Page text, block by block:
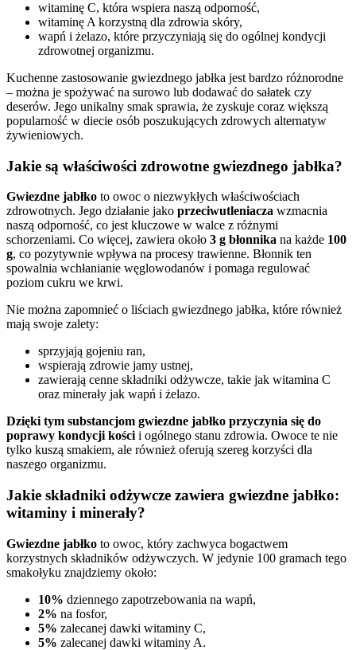
witaminę C, która wspiera naszą odporność,
witaminę A korzystną dla zdrowia skóry,
wapń i żelazo, które przyczyniają się do ogólnej kondycji
zdrowotnej organizmu.
Kuchenne zastosowanie gwiezdnego jabłka jest bardzo różnorodne
– można je spożywać na surowo lub dodawać do sałatek czy
deserów. Jego unikalny smak sprawia, że zyskuje coraz większą
popularność w diecie osób poszukujących zdrowych alternatyw
żywieniowych.
Jakie są właściwości zdrowotne gwiezdnego jabłka?
Gwiezdne jabłko to owoc o niezwykłych właściwościach
zdrowotnych. Jego działanie jako przeciwutleniacza wzmacnia
naszą odporność, co jest kluczowe w walce z różnymi
schorzeniami. Co więcej, zawiera około 3 g błonnika na każde 100
g, co pozytywnie wpływa na procesy trawienne. Błonnik ten
spowalnia wchłanianie węglowodanów i pomaga regulować
poziom cukru we krwi.
Nie można zapomnieć o liściach gwiezdnego jabłka, które również
mają swoje zalety:
sprzyjają gojeniu ran,
wspierają zdrowie jamy ustnej,
zawierają cenne składniki odżywcze, takie jak witamina C
oraz minerały jak wapń i żelazo.
Dzięki tym substancjom gwiezdne jabłko przyczynia się do
poprawy kondycji kościi ogólnego stanu zdrowia. Owoce te nie
tylko kuszą smakiem, ale również oferują szereg korzyści dla
naszego organizmu.
Jakie składniki odżywcze zawiera gwiezdne jabłko:
witaminy i minerały?
Gwiezdne jabłko to owoc, który zachwyca bogactwem
korzystnych składników odżywczych. W jedynie 100 gramach tego
smakołyku znajdziemy około:
10% dziennego zapotrzebowania na wapń,
2% na fosfor,
5% zalecanej dawki witaminy C,
5% zalecanej dawki witaminy A.